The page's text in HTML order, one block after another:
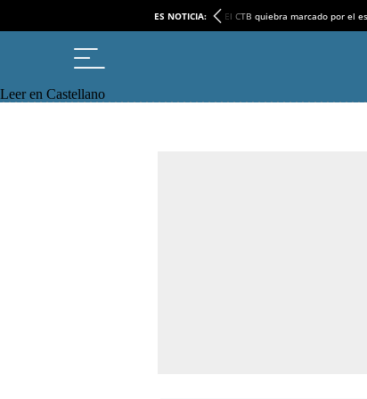
ES NOTICIA: El CTB quiebra marcado por el
Leer en Castellano